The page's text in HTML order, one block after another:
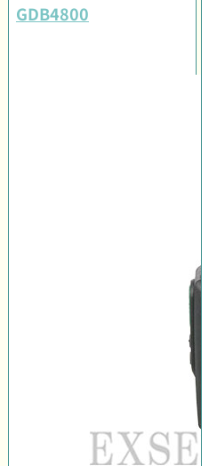
GDB4800